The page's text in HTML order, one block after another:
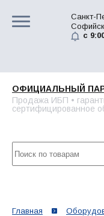
Санкт-
с
ОФИЦИАЛЬНЫЙ
Продажа ИБП •
сертифицированное
Главная